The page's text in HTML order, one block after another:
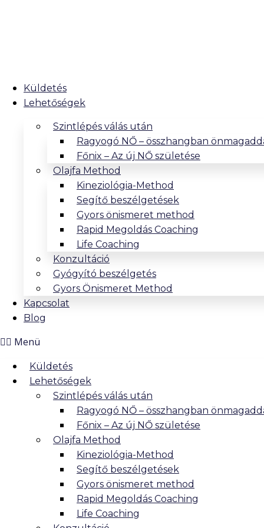
Küldetés
Lehetőségek
Szintlépés válás után
Ragyogó NŐ – összhangban
Főnix – Az új NŐ születése
Olajfa Method
Kineziológia-Method
Segítő beszélgetések
Gyors önismeret method
Rapid Megoldás Coaching
Life Coaching
Konzultáció
Gyógyító beszélgetés
Gyors Önismeret Method
Kapcsolat
Blog
Menü
Küldetés
Lehetőségek
Szintlépés válás után
Ragyogó NŐ – összhangban
Főnix – Az új NŐ születése
Olajfa Method
Kineziológia-Method
Segítő beszélgetések
Gyors önismeret method
Rapid Megoldás Coaching
Life Coaching